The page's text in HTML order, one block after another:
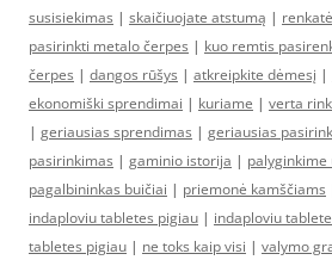
susisiekimas | skaičiuojate atstumą |
pasirinkti metalo čerpes | kuo remtis
čerpes | dangos rūšys | atkreipkite dėmesį |
ekonomiški sprendimai | kuriame | verta
| geriausias sprendimas | geriausias
pasirinkimas | gaminio istorija | palyginkime
pagalbininkas buičiai | priemonė kamščiams
indaploviu tabletes pigiau | indaploviu
tabletes pigiau | ne toks kaip visi | valymo